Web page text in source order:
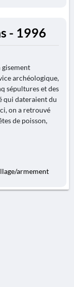
- 1996
gisement
archéologique,
sépultures et des
qui dateraient du
on a retrouvé
de poisson,
armement